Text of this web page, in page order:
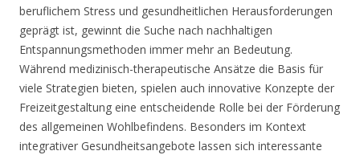
beruflichem Stress und gesundheitlichen Herausforderungen
geprägt ist, gewinnt die Suche nach nachhaltigen
Entspannungsmethoden immer mehr an Bedeutung.
Während medizinisch-therapeutische Ansätze die Basis für
viele Strategien bieten, spielen auch innovative Konzepte der
Freizeitgestaltung eine entscheidende Rolle bei der Förderung
des allgemeinen Wohlbefindens. Besonders im Kontext
integrativer Gesundheitsangebote lassen sich interessante